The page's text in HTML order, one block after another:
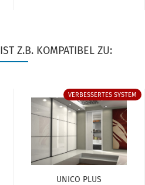
Z.B. KOMPATIBEL ZU:
VERBESSERTES SYSTEM
UNICO PLUS